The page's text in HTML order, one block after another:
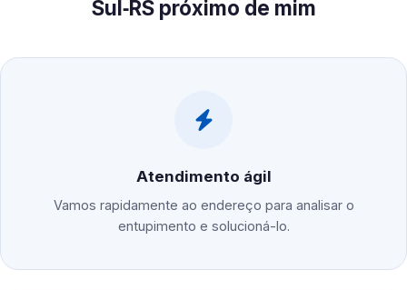
Sul‑RS próximo de mim
Atendimento ágil
Vamos rapidamente ao endereço para analisar o
entupimento e solucioná-lo.